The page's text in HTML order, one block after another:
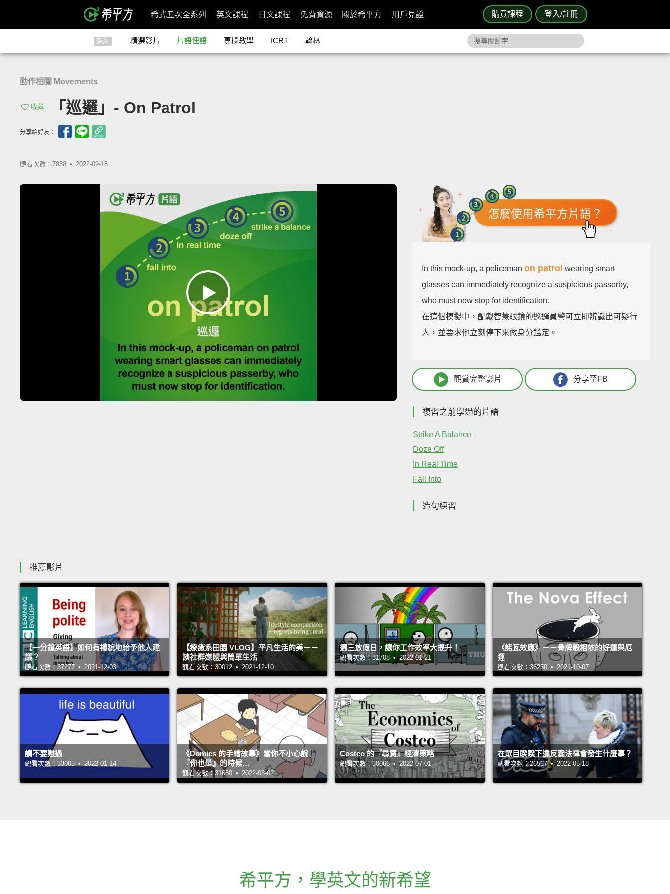
購買課程 登入/註冊
希式五次全系列 英文課程 日文課程 免費資源 關於希平方 用戶見證
英文 精選影片 片語俚語 專欄教學 ICRT 翰林
動作相關 Movements
收藏 「巡邏」- On Patrol
分享給好友：
觀看次數：7838 • 2022-09-18
怎麼使用希平方片語？
In this mock-up, a policemanon patrol wearing smart
glasses can immediately recognize a suspicious passerby,
who must now stop for identification.
在這個模擬中，配戴智慧眼鏡的巡邏員警可立即辨識出可疑行
人，並要求他立刻停下來做身分鑑定。
觀賞完整影片 分享至FB
複習之前學過的片語
Strike A Balance
Doze Off
In Real Time
Fall Into
造句練習
推薦影片
【一分鐘英語】如何有禮貌地給予他人建
議？
觀看次數：37277 • 2021-12-03
【療癒系田園 VLOG】平凡生活的美－－
談社群媒體與簡單生活
觀看次數：30012 • 2021-12-10
週三放假日，讓你工作效率大提升！
觀看次數：31708 • 2022-01-21
《諾瓦效應》－－骨牌般相依的好運與厄
運
觀看次數：36250 • 2021-10-07
請不要難過
觀看次數：33005 • 2022-01-14
《Domics 的手繪故事》當你不小心說
『你也是』的時候…
觀看次數：31680 • 2022-03-02
Costco 的『尋寶』經濟策略
觀看次數：30066 • 2022-07-01
在眾目睽睽下違反蠢法律會發生什麼事？
觀看次數：26567 • 2022-05-18
希平方 ， 學英文的新希望